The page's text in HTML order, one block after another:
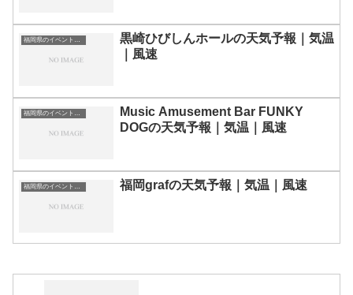
黒崎ひびしんホールの天気予報｜気温
｜風速
Music Amusement Bar FUNKY
DOGの天気予報｜気温｜風速
福岡grafの天気予報｜気温｜風速